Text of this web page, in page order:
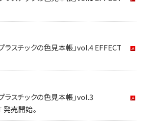
ラスチックの色見本帳」vol.4 EFFECT
ラスチックの色見本帳」vol.3
売開始。